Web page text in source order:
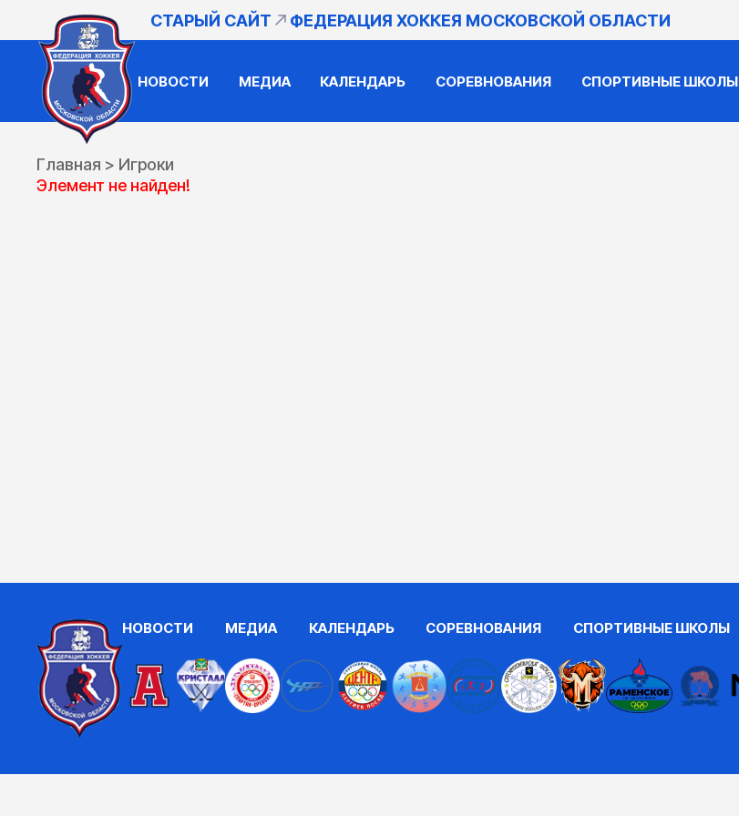
СТАРЫЙ САЙТ ФЕДЕРАЦИЯ ХОККЕЯ МОСКОВСКОЙ ОБЛАСТИ
НОВОСТИ МЕДИА КАЛЕНДАРЬ СОРЕВНОВАНИЯ СПОРТИВНЫЕ ШКОЛЫ
Главная > Игроки
Элемент не найден!
НОВОСТИ МЕДИА КАЛЕНДАРЬ СОРЕВНОВАНИЯ СПОРТИВНЫЕ ШКОЛЫ